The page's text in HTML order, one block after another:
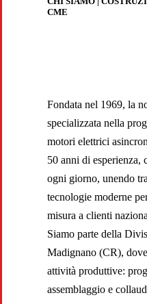
CME
Fondata nel 1969, la
specializzata nella
motori elettrici
50 anni di esperienza,
ogni giorno, unendo
tecnologie moderne
misura a clienti
Siamo parte della
Madignano (CR),
attività produttive:
assemblaggio e